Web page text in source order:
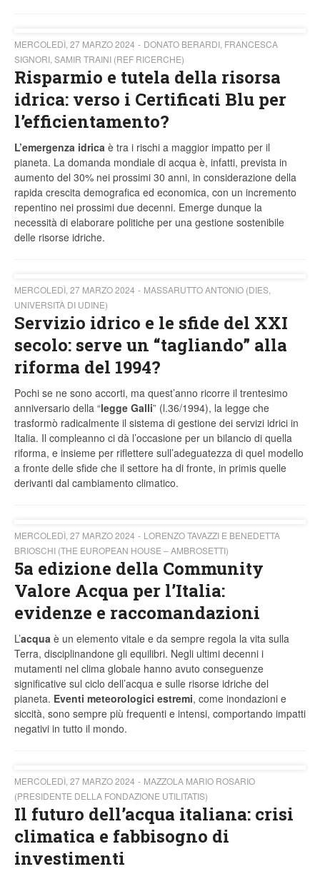
MERCOLEDÌ, 27 MARZO 2024
DONATO BERARDI, FRANCESCA
SIGNORI, SAMIR TRAINI (REF RICERCHE)
Risparmio e tutela della risorsa
idrica: verso i Certificati Blu per
l’efficientamento?
L’emergenza idrica è tra i rischi a maggior impatto per il
pianeta. La domanda mondiale di acqua è, infatti, prevista in
aumento del 30% nei prossimi 30 anni, in considerazione della
rapida crescita demografica ed economica, con un incremento
repentino nei prossimi due decenni. Emerge dunque la
necessità di elaborare politiche per una gestione sostenibile
delle risorse idriche.
MERCOLEDÌ, 27 MARZO 2024
MASSARUTTO ANTONIO (DIES,
UNIVERSITÀ DI UDINE)
Servizio idrico e le sfide del XXI
secolo: serve un “tagliando” alla
riforma del 1994?
Pochi se ne sono accorti, ma quest’anno ricorre il trentesimo
anniversario della “legge Galli” (l.36/1994), la legge che
trasformò radicalmente il sistema di gestione dei servizi idrici in
Italia. Il compleanno ci dà l’occasione per un bilancio di quella
riforma, e insieme per riflettere sull’adeguatezza di quel modello
a fronte delle sfide che il settore ha di fronte, in primis quelle
derivanti dal cambiamento climatico.
MERCOLEDÌ, 27 MARZO 2024
LORENZO TAVAZZI E BENEDETTA
BRIOSCHI (THE EUROPEAN HOUSE – AMBROSETTI)
5a edizione della Community
Valore Acqua per l’Italia:
evidenze e raccomandazioni
L’acqua è un elemento vitale e da sempre regola la vita sulla
Terra, disciplinandone gli equilibri. Negli ultimi decenni i
mutamenti nel clima globale hanno avuto conseguenze
significative sul ciclo dell’acqua e sulle risorse idriche del
pianeta. Eventi meteorologici estremi, come inondazioni e
siccità, sono sempre più frequenti e intensi, comportando impatti
negativi in tutto il mondo.
MERCOLEDÌ, 27 MARZO 2024
MAZZOLA MARIO ROSARIO
(PRESIDENTE DELLA FONDAZIONE UTILITATIS)
Il futuro dell’acqua italiana: crisi
climatica e fabbisogno di
investimenti